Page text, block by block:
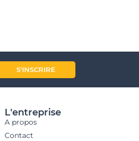
S'INSCRIRE
L'entreprise
A propos
Contact